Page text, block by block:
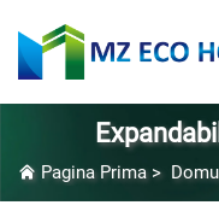
Pagina Prima>